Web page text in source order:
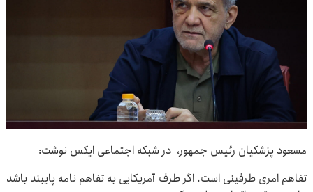
مسعود پزشکیان رئیس جمهور، در شبکه اجتماعی ایکس نوشت:
تفاهم امری طرفینی است. اگر طرف آمریکایی به تفاهم نامه پایبند باشد